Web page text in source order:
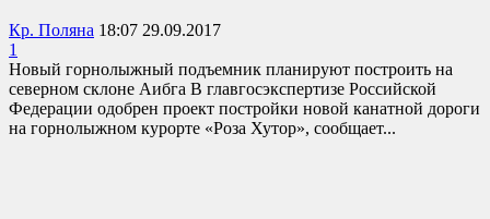
Кр. Поляна 18:07 29.09.2017
1
Новый горнолыжный подъемник планируют построить на
северном склоне Аибга В главгосэкспертизе Российской
Федерации одобрен проект постройки новой канатной дороги
на горнолыжном курорте «Роза Хутор», сообщает...